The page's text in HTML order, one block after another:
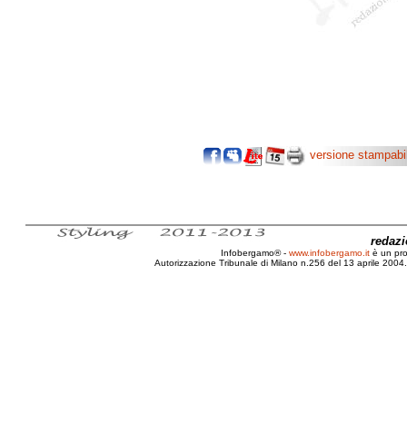
versione
Infobergamo® - www.infobergamo.it è un
Autorizzazione Tribunale di Milano n.256 del 13 aprile